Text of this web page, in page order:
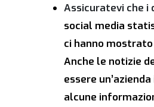
Assicuratevi che
social media
ci hanno
Anche le notizie
essere
alcune